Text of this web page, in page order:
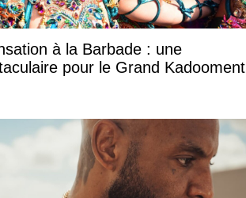
à la Barbade : une
pour le Grand Kadooment